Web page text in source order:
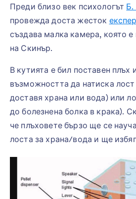
Преди близо век психологът Б.
провежда доста жесток
създава малка камера, която е
на Скинър.
В кутията е бил поставен плъх
възможността да натиска
доставя храна или вода) или
до болезнена болка в крака).
че плъховете бързо ще се
лоста за храна/вода и ще